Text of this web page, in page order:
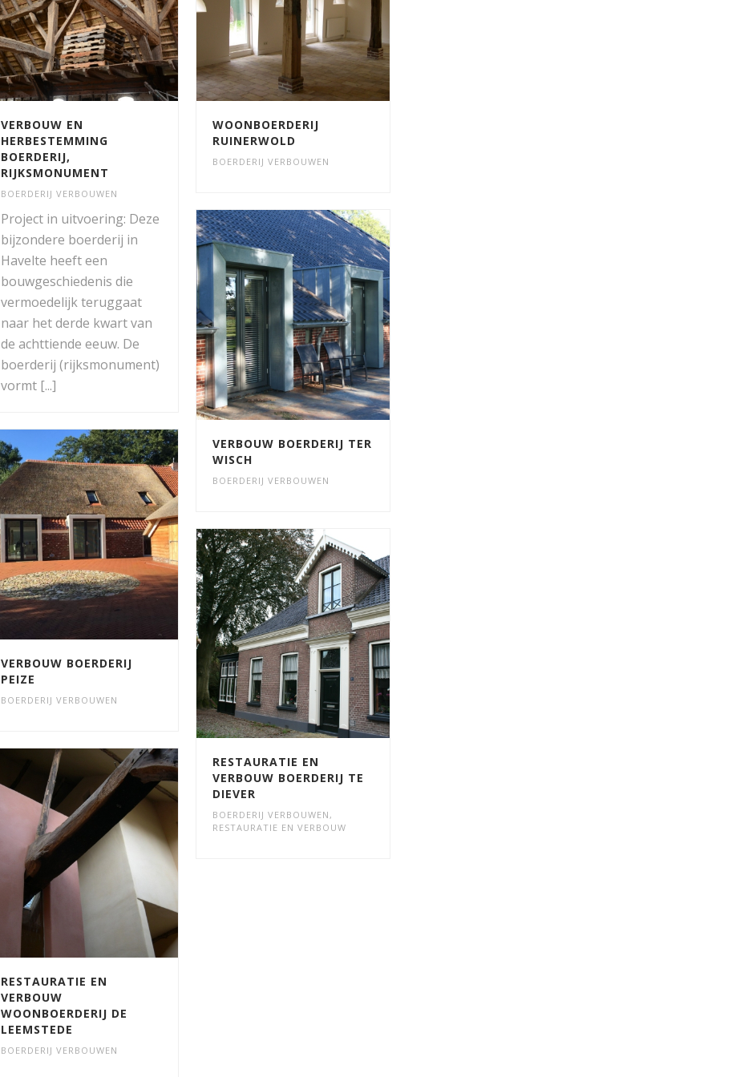
VERBOUW EN
HERBESTEMMING
BOERDERIJ,
RIJKSMONUMENT
BOERDERIJ VERBOUWEN
Project in uitvoering: Deze
bijzondere boerderij in
Havelte heeft een
bouwgeschiedenis die
vermoedelijk teruggaat
naar het derde kwart van
de achttiende eeuw. De
boerderij (rijksmonument)
vormt [...]
WOONBOERDERIJ
RUINERWOLD
BOERDERIJ VERBOUWEN
VERBOUW BOERDERIJ TER
WISCH
BOERDERIJ VERBOUWEN
VERBOUW BOERDERIJ
PEIZE
BOERDERIJ VERBOUWEN
RESTAURATIE EN
VERBOUW BOERDERIJ TE
DIEVER
BOERDERIJ VERBOUWEN ,
RESTAURATIE EN VERBOUW
RESTAURATIE EN
VERBOUW
WOONBOERDERIJ DE
LEEMSTEDE
BOERDERIJ VERBOUWEN